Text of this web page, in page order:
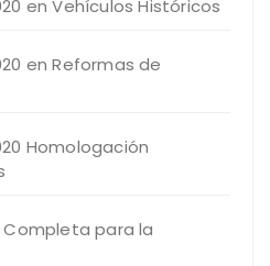
en Vehículos Históricos
en Reformas de
Homologación
Completa para la